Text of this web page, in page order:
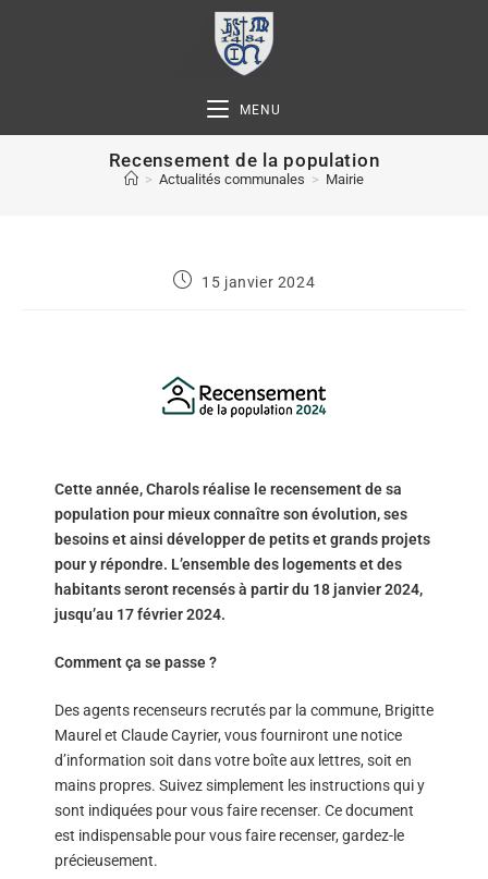
MENU
Recensement de la population
> Actualités communales > Mairie
15 janvier 2024
Cette année, Charols réalise le recensement de sa
population pour mieux connaître son évolution, ses
besoins et ainsi développer de petits et grands projets
pour y répondre. L’ensemble des logements et des
habitants seront recensés à partir du 18 janvier 2024,
jusqu’au 17 février 2024.
Comment ça se passe ?
Des agents recenseurs recrutés par la commune, Brigitte
Maurel et Claude Cayrier, vous fourniront une notice
d’information soit dans votre boîte aux lettres, soit en
mains propres. Suivez simplement les instructions qui y
sont indiquées pour vous faire recenser. Ce document
est indispensable pour vous faire recenser, gardez-le
précieusement.